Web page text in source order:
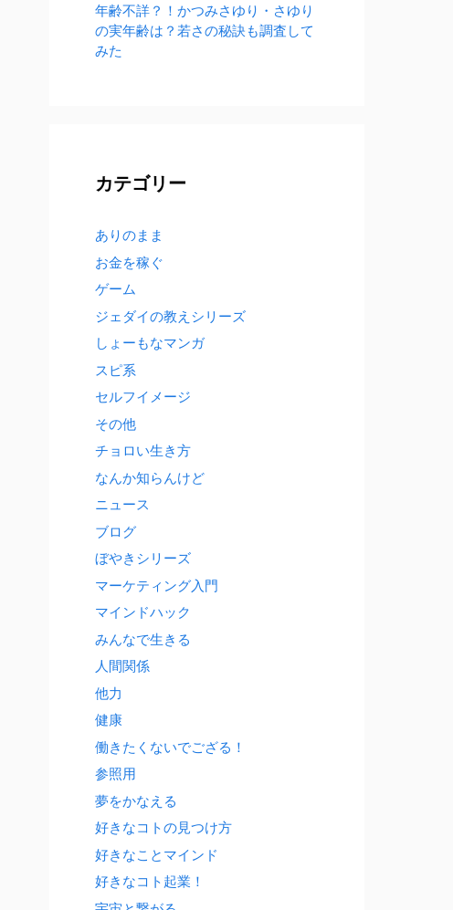
年齢不詳？！かつみさゆり・さゆり
の実年齢は？若さの秘訣も調査して
みた
カテゴリー
ありのまま
お金を稼ぐ
ゲーム
ジェダイの教えシリーズ
しょーもなマンガ
スピ系
セルフイメージ
その他
チョロい生き方
なんか知らんけど
ニュース
ブログ
ぼやきシリーズ
マーケティング入門
マインドハック
みんなで生きる
人間関係
他力
健康
働きたくないでござる！
参照用
夢をかなえる
好きなコトの見つけ方
好きなことマインド
好きなコト起業！